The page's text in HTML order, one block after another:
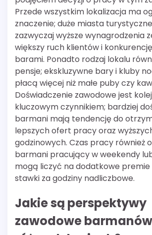
Przede wszystkim lokalizacja ma
znaczenie; duże miasta
zazwyczaj wyższe wynagrodzenia
większy ruch klientów i
barami. Ponadto rodzaj lokalu
pensje; ekskluzywne bary i kluby
płacą więcej niż małe puby czy
Doświadczenie zawodowe jest
kluczowym czynnikiem; bardziej
barmani mają tendencję do
lepszych ofert pracy oraz
godzinowych. Czas pracy również
barmani pracujący w weekendy
mogą liczyć na dodatkowe premie
stawki za godziny nadliczbowe.
Jakie są perspektywy
zawodowe